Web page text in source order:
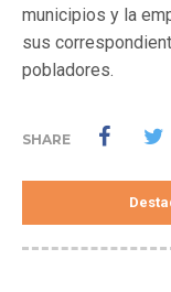
municipios y la
sus
pobladores.
SHARE